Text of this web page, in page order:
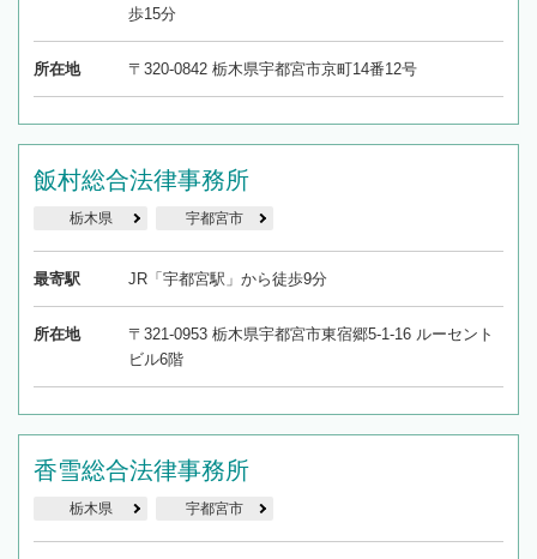
歩15分
所在地 〒320-0842 栃木県宇都宮市京町14番12号
飯村総合法律事務所
栃木県 宇都宮市
最寄駅 JR「宇都宮駅」から徒歩9分
所在地
〒321-0953 栃木県宇都宮市東宿郷5-1-16 ルーセント
ビル6階
香雪総合法律事務所
栃木県 宇都宮市